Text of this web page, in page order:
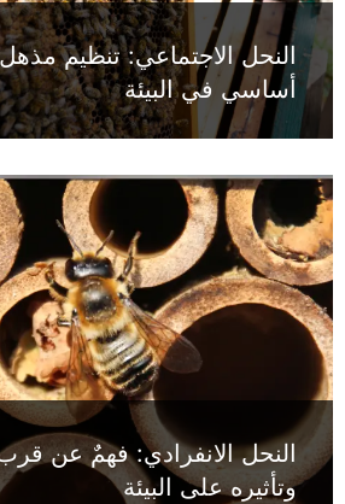
النحل الاجتماعي: تنظيم
أساسي في البيئة
النحل الانفرادي: فهمٌ عن
وتأثيره على البيئة